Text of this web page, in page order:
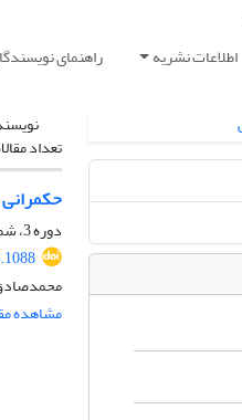
اطلاعات نشریه راهنمای
تعداد
دوره 3، شماره 9، زمستان 1404
مشاهده